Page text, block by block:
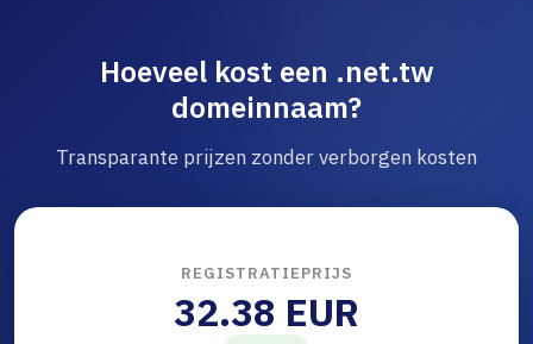
Hoeveel kost een .net.tw
domeinnaam?
Transparante prijzen zonder verborgen kosten
REGISTRATIEPRIJS
32.38 EUR